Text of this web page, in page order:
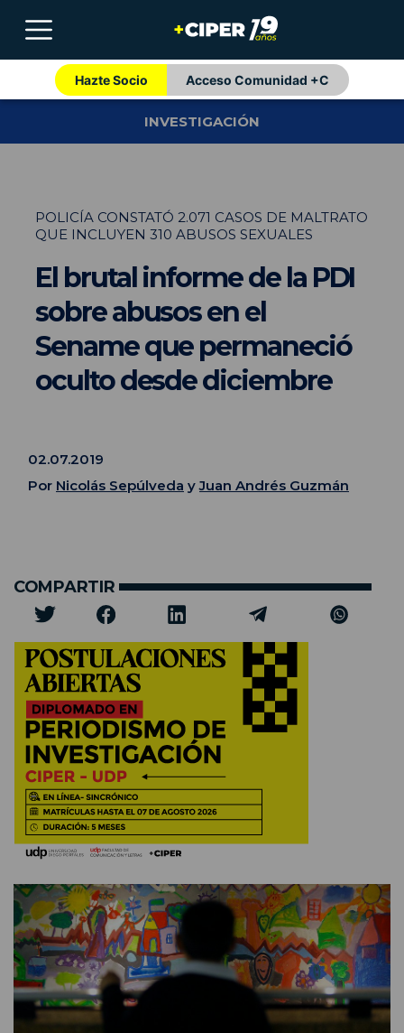
Hazte Socio Acceso Comunidad +C
INVESTIGACIÓN
POLICÍA CONSTATÓ 2.071 CASOS DE MALTRATO
QUE INCLUYEN 310 ABUSOS SEXUALES
El brutal informe de la PDI
sobre abusos en el
Sename que permaneció
oculto desde diciembre
02.07.2019
Por Nicolás Sepúlveda yJuan Andrés Guzmán
COMPARTIR